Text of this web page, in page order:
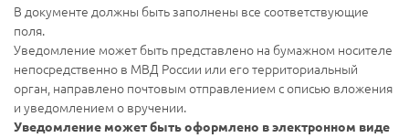
В документе должны быть заполнены все соответствующие
поля.
Уведомление может быть представлено на бумажном носителе
непосредственно в МВД России или его территориальный
орган, направлено почтовым отправлением с описью вложения
и уведомлением о вручении.
Уведомление может быть оформлено в электронном виде